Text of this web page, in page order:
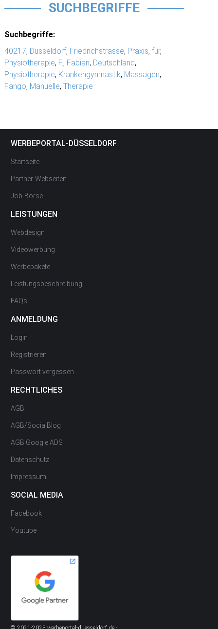
SUCHBEGRIFFE
Suchbegriffe:
40217, Düsseldorf, Friedrichstrasse, Praxis, für,
Physiotherapie, F., Fabian, Deutschland,
Physiotherapie, Krankengymnastik, Massagen,
Fango, Manuelle, Therapie
WERBEPORTAL-DÜSSELDORF
Startseite
Partner-Webseiten
Job-Börse
LEISTUNGEN
Webdesign
Videowerbung
Werbepakete
Leistungsbeschreibung
FAQs
ANMELDUNG
Login
Registrieren
Passwort vergessen
RECHTLICHES
AGB
AGB/SocialBlog
AGB Google ADS
Datenschutz
Impressum
SOCIAL MEDIA
Facebook
Youtube